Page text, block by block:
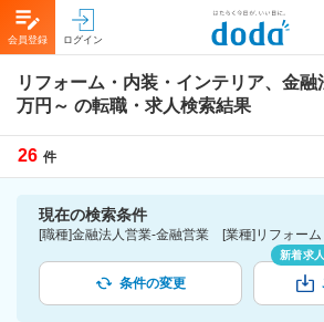
会員登録 ログイン
リフォーム・内装・インテリア、金
万円～ の転職・求人検索結果
26 件
現在の検索条件
条件の変更
新着求